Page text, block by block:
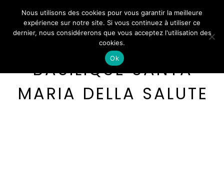
BASILIQUE SANTA
MARIA DELLA SALUTE
Nous utilisons des cookies pour vous garantir la meilleure
expérience sur notre site. Si vous continuez à utiliser ce
dernier, nous considérerons que vous acceptez l'utilisation des
cookies.
Ok